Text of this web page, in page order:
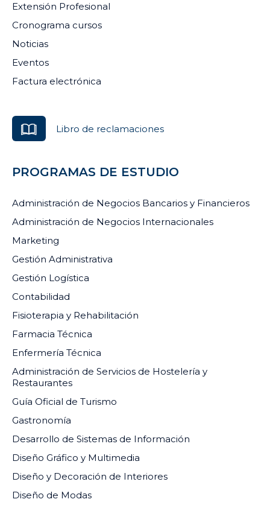
Extensión Profesional
Cronograma cursos
Noticias
Eventos
Factura electrónica
Libro de reclamaciones
PROGRAMAS DE ESTUDIO
Administración de Negocios Bancarios y Financieros
Administración de Negocios Internacionales
Marketing
Gestión Administrativa
Gestión Logística
Contabilidad
Fisioterapia y Rehabilitación
Farmacia Técnica
Enfermería Técnica
Administración de Servicios de Hostelería y
Restaurantes
Guía Oficial de Turismo
Gastronomía
Desarrollo de Sistemas de Información
Diseño Gráfico y Multimedia
Diseño y Decoración de Interiores
Diseño de Modas